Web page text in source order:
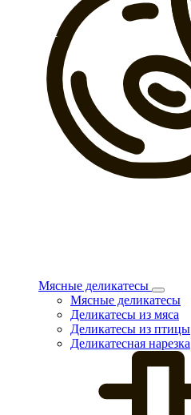
Мясные деликатесы
Мясные деликатесы
Деликатесы из мяса
Деликатесы из птицы
Деликатесная нарезка